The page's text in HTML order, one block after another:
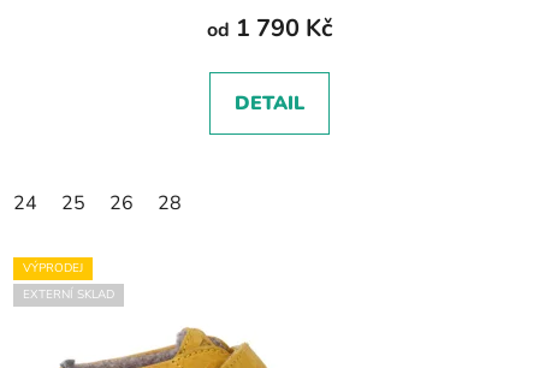
od 1 790 Kč
DETAIL
24 25 26 28
VÝPRODEJ
EXTERNÍ SKLAD